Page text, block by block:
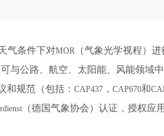
气条件下对MOR （气象光学视程）
与公路、航空、太阳能、风能领域
和规范（包括：CAP437 ，CAP670和
（德国气象协会）认证，授权应